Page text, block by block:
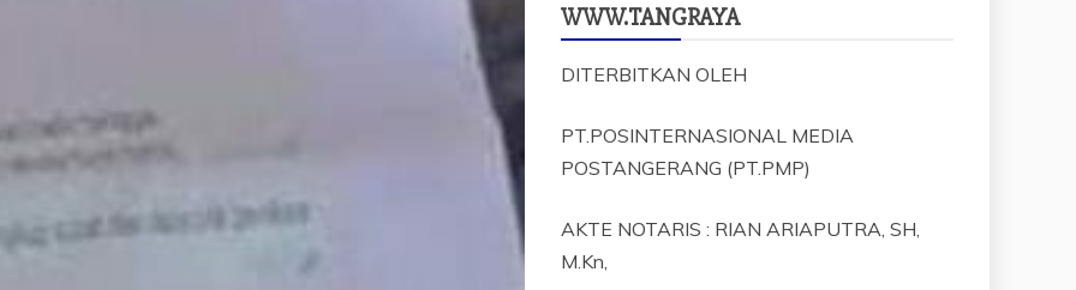
WWW.TANGRAYA
DITERBITKAN OLEH
PT.POSINTERNASIONAL MEDIA
POSTANGERANG (PT.PMP)
AKTE NOTARIS : RIAN ARIAPUTRA, SH,
M.Kn,